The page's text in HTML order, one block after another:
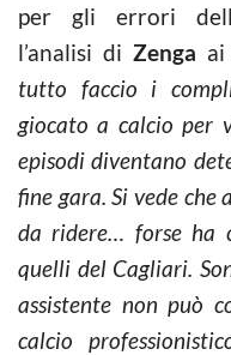
per gli errori
l’analisi di Zenga
tutto faccio i
giocato a calcio per
episodi diventano
fine gara. Si vede
da ridere… forse ha
quelli del Cagliari.
assistente non può
calcio